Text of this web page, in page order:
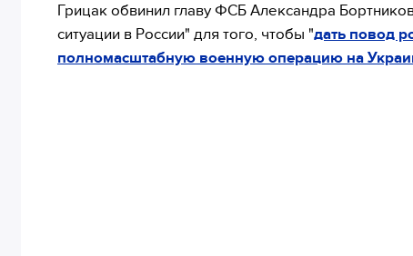
Грицак обвинил главу ФСБ Александра
ситуации в России" для того, чтобы "дать повод
полномасштабную военную операцию на